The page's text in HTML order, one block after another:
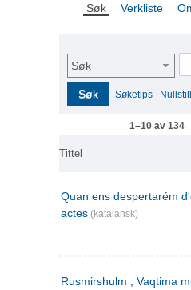
Søk Verkliste
Søk
Søk Søketips Nullstill
1–10 av 134
Tittel
Quan ens despertarém
actes (katalansk)
Rusmirshulm ; Vaqtima